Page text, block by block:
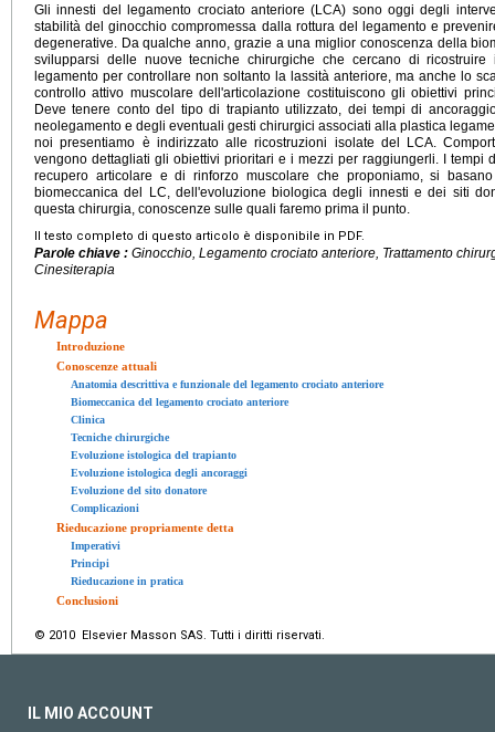
Gli innesti del legamento crociato anteriore (LCA) sono oggi degli
stabilità del ginocchio compromessa dalla rottura del legamento e
degenerative. Da qualche anno, grazie a una miglior conoscenza della
svilupparsi delle nuove tecniche chirurgiche che cercano di
legamento per controllare non soltanto la lassità anteriore, ma anche lo
controllo attivo muscolare dell'articolazione costituiscono gli obiettivi
Deve tenere conto del tipo di trapianto utilizzato, dei tempi di
neolegamento e degli eventuali gesti chirurgici associati alla plastica
noi presentiamo è indirizzato alle ricostruzioni isolate del LCA.
vengono dettagliati gli obiettivi prioritari e i mezzi per raggiungerli. I tempi
recupero articolare e di rinforzo muscolare che proponiamo, si
biomeccanica del LC, dell'evoluzione biologica degli innesti e dei siti
questa chirurgia, conoscenze sulle quali faremo prima il punto.
Il testo completo di questo articolo è disponibile in PDF.
Parole chiave : Ginocchio, Legamento crociato anteriore, Trattamento
Cinesiterapia
Mappa
Introduzione
Conoscenze attuali
Anatomia descrittiva e funzionale del legamento crociato anteriore
Biomeccanica del legamento crociato anteriore
Clinica
Tecniche chirurgiche
Evoluzione istologica del trapianto
Evoluzione istologica degli ancoraggi
Evoluzione del sito donatore
Complicazioni
Rieducazione propriamente detta
Imperativi
Principi
Rieducazione in pratica
Conclusioni
© 2010 Elsevier Masson SAS. Tutti i diritti riservati.
IL MIO ACCOUNT